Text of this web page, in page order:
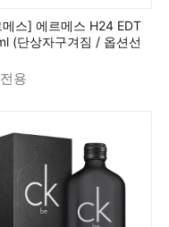
메스] 에르메스 H24 EDT
(단상자구겨짐 / 옵션선
용